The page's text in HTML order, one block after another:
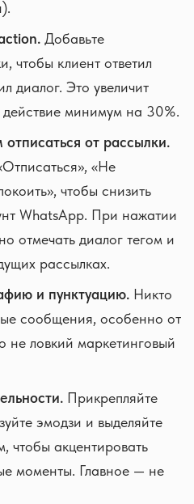
Добавьте
чтобы клиент ответил
диалог. Это увеличит
действие минимум на 30%.
от рассылки.
«Не
чтобы снизить
WhatsApp. При нажатии
отмечать диалог тегом и
рассылках.
и пунктуацию. Никто
сообщения, особенно от
не ловкий маркетинговый
Прикрепляйте
эмодзи и выделяйте
чтобы акцентировать
моменты. Главное — не